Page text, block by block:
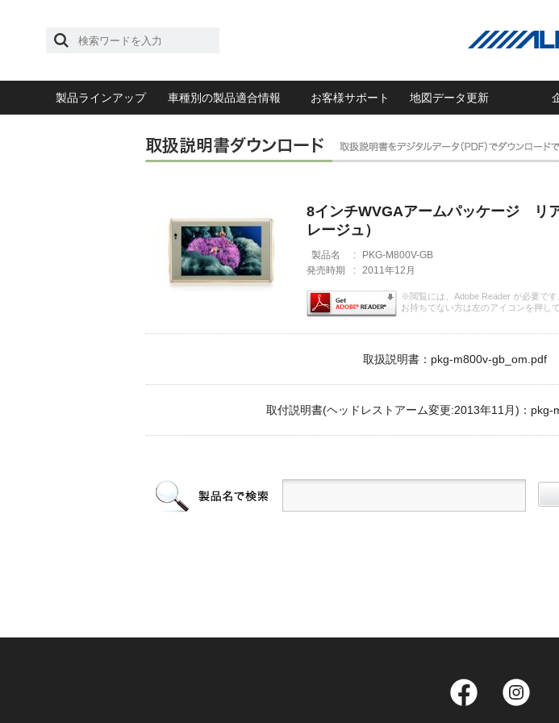
製品ラインアップ 車種別の製品適合情報 お客様サポート 地図データ更新
8インチWVGAアームパッケージ リ
レージュ）
製品名 :
PKG-M800V-GB
発売時期
: 2011年12月
※閲覧には、Adobe Reader が必要です
お持ちでない方は左のアイコンを押し
取扱説明書：pkg-m800v-gb_om.pdf
取付説明書(ヘッドレストアーム変更:2013年11月)：pkg-
Facebook